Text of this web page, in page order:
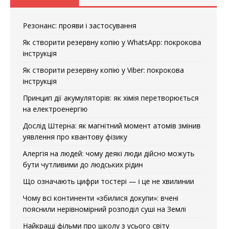
Резонанс: прояви і застосування
Як створити резервну копію у WhatsApp: покрокова
інструкція
Як створити резервну копію у Viber: покрокова
інструкція
Принцип дії акумуляторів: як хімія перетворюється
на електроенергію
Дослід Штерна: як магнітний момент атомів змінив
уявлення про квантову фізику
Алергія на людей: чому деякі люди дійсно можуть
бути чутливими до людських рідин
Що означають цифри тостері — і це не хвилинии
Чому всі континенти «збилися докупи»: вчені
пояснили нерівномірний розподіл суші на Землі
Найкращі фільми про школу з усього світу